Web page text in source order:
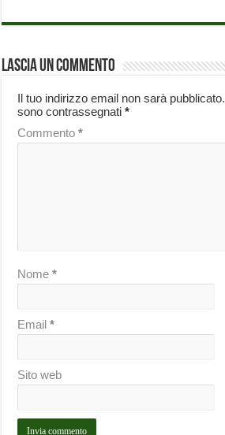
Lascia un commento
Il tuo indirizzo email non sarà pubblicato.
sono contrassegnati*
Commento*
Nome*
Email*
Sito web